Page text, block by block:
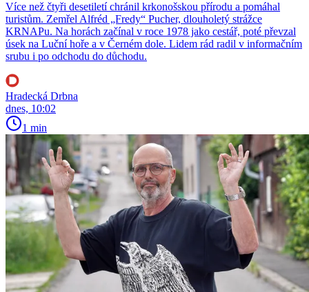
Více než čtyři desetiletí chránil krkonošskou přírodu a pomáhal
turistům. Zemřel Alfréd „Fredy“ Pucher, dlouholetý strážce
KRNAPu. Na horách začínal v roce 1978 jako cestář, poté převzal
úsek na Luční hoře a v Černém dole. Lidem rád radil v informačním
srubu i po odchodu do důchodu.
Hradecká Drbna
dnes, 10:02
1 min